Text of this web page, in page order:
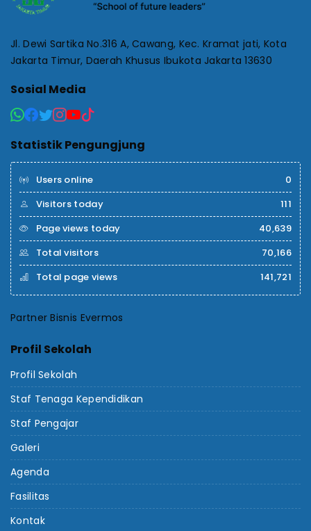
Jl. Dewi Sartika No.316 A, Cawang, Kec. Kramat jati, Kota
Jakarta Timur, Daerah Khusus Ibukota Jakarta 13630
Sosial Media
Statistik Pengungjung
Users online
0
Visitors today
111
Page views today
40,639
Total visitors
70,166
Total page views
141,721
Partner Bisnis Evermos
Profil Sekolah
Profil Sekolah
Staf Tenaga Kependidikan
Staf Pengajar
Galeri
Agenda
Fasilitas
Kontak